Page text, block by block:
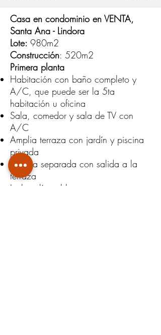
Casa en condominio en VENTA,
Santa Ana - Lindora
Lote: 980m2
Construcción: 520m2
Primera planta
Habitación con baño completo y
A/C, que puede ser la 5ta
habitación u oficina
Sala, comedor y sala de TV con
A/C
Amplia terraza con jardín y piscina
privada
Cocina separada con salida a la
terraza
Incluye línea blanca